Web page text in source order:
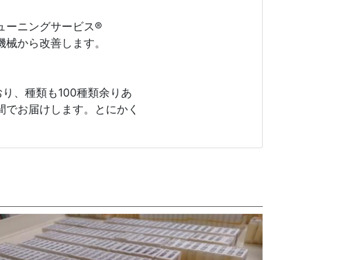
ーニングサービス®
から改善します。
、種類も100種類余りあ
お届けします。とにかく